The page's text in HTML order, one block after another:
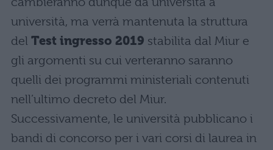
università, ma verrà mantenuta la struttura
del Test ingresso 2019 stabilita dal Miur e
gli argomenti su cui verteranno saranno
quelli dei programmi ministeriali contenuti
nell’ultimo decreto del Miur.
Successivamente, le università pubblicano i
bandi di concorso per i vari corsi di laurea in